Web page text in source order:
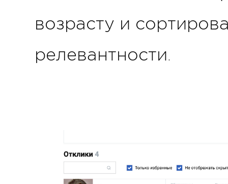
возрасту и
релевантности.